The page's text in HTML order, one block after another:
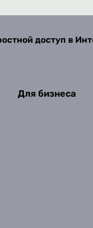
доступ в
Для бизнеса